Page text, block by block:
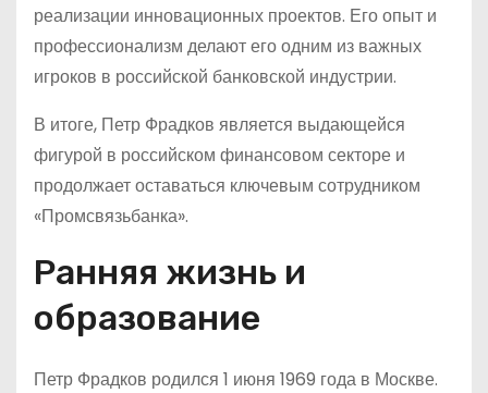
реализации инновационных проектов. Его опыт и
профессионализм делают его одним из важных
игроков в российской банковской индустрии.
В итоге, Петр Фрадков является выдающейся
фигурой в российском финансовом секторе и
продолжает оставаться ключевым сотрудником
«Промсвязьбанка».
Ранняя жизнь и
образование
Петр Фрадков родился 1 июня 1969 года в Москве.